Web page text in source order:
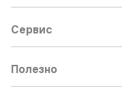
Сервис
Полезно